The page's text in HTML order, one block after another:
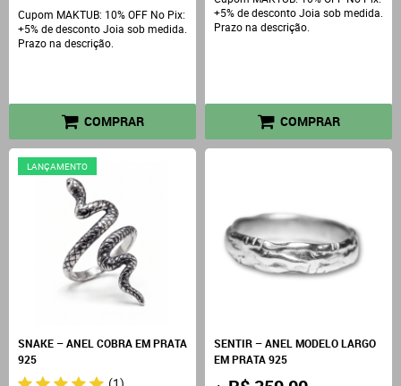
Cupom MAKTUB: 10% OFF No Pix:
+5% de desconto Joia sob medida.
Prazo na descrição.
COMPRAR
+5% de desconto Joia sob medida.
Prazo na descrição.
COMPRAR
LANÇAMENTO
SNAKE – ANEL COBRA EM PRATA
925
SENTIR – ANEL MODELO LARGO
EM PRATA 925